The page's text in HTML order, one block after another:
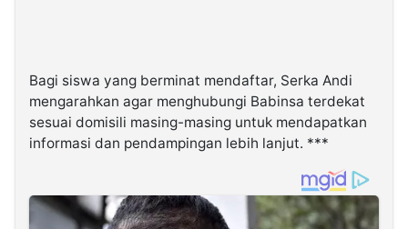
Bagi siswa yang berminat mendaftar, Serka Andi
mengarahkan agar menghubungi Babinsa terdekat
sesuai domisili masing-masing untuk mendapatkan
informasi dan pendampingan lebih lanjut. ***